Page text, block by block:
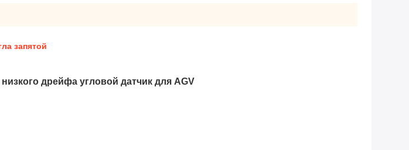
запятой
дрейфа угловой датчик для AGV